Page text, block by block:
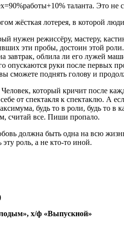
таланта. Это не
жёсткая лотерея, в которой
нужен режиссёру, мастеру,
эти пробы, достоин этой
завтрак, облила ли его лужей
опускаются руки после
сможете поднять голову и
который кричит после
от спектакля к спектаклю. А
будь то в роли, будь то
считай все. Пиши пропало.
должна быть одна на всю
роль, а не кто-то иной.
х/ф «Выпускной»